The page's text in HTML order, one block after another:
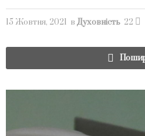
15 Жовтня, 2021 в Духовність 22